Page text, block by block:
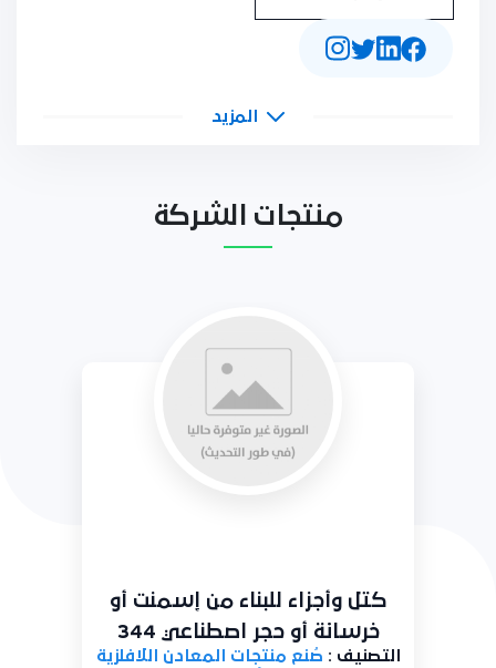
المزيد
منتجات الشركة
غيرها من بط من إسمنت
خرسانة أو حجر اصطناعي 345
التصنيف :صُنع منتجات المعادن